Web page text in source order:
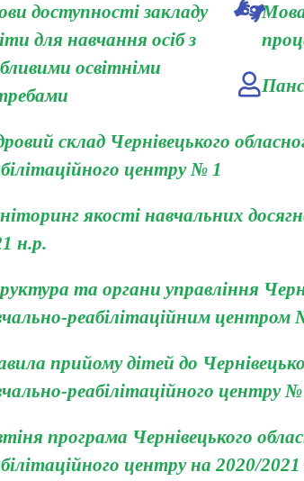
доступності закладу
для навчання осіб з
освітніми
склад Чернівецького
центру № 1
якості навчальних
н.р.
та органи управління
реабілітаційним центром
прийому дітей до
реабілітаційного центру №
програма Чернівецького
центру на 2020/